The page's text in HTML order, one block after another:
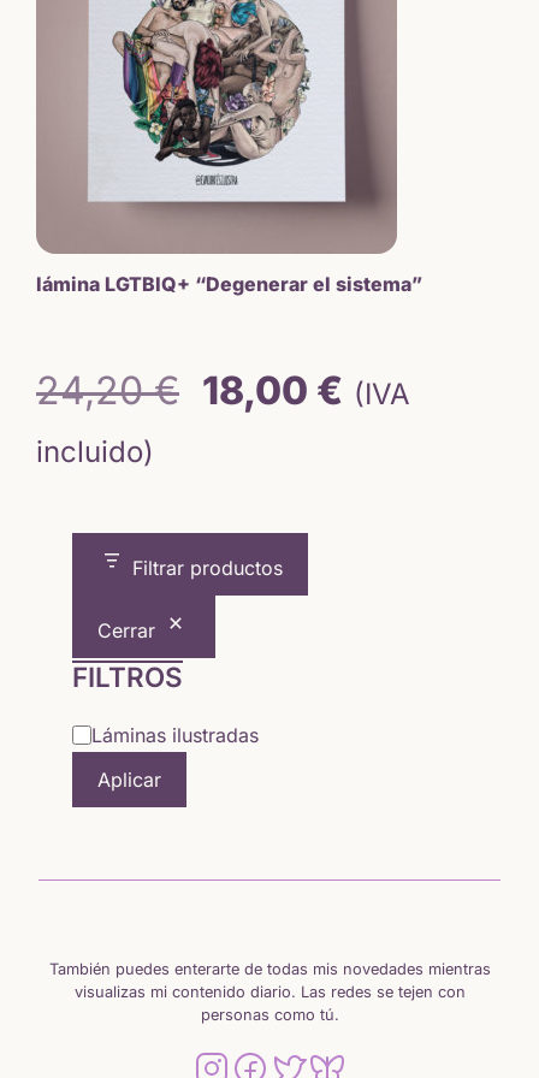
lámina LGTBIQ+ “Degenerar el sistema”
24,20€ El
era:
18,00 € El
(IVA
incluido)
Filtrar productos
Cerrar
FILTROS
Categoría
Láminas ilustradas
Aplicar
También puedes enterarte de todas mis novedades mientras
visualizas mi contenido diario. Las redes se tejen con
personas como tú.